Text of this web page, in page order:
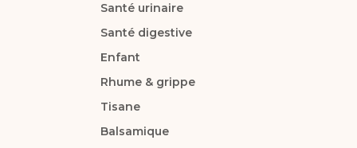
Santé urinaire
Santé digestive
Enfant
Rhume & grippe
Tisane
Balsamique